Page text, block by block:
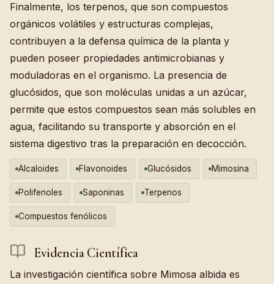
Finalmente, los terpenos, que son compuestos
orgánicos volátiles y estructuras complejas,
contribuyen a la defensa química de la planta y
pueden poseer propiedades antimicrobianas y
moduladoras en el organismo. La presencia de
glucósidos, que son moléculas unidas a un azúcar,
permite que estos compuestos sean más solubles en
agua, facilitando su transporte y absorción en el
sistema digestivo tras la preparación en decocción.
Alcaloides Flavonoides Glucósidos Mimosina
Polifenoles Saponinas Terpenos
Compuestos fenólicos
Evidencia Científica
La investigación científica sobre Mimosa albida es